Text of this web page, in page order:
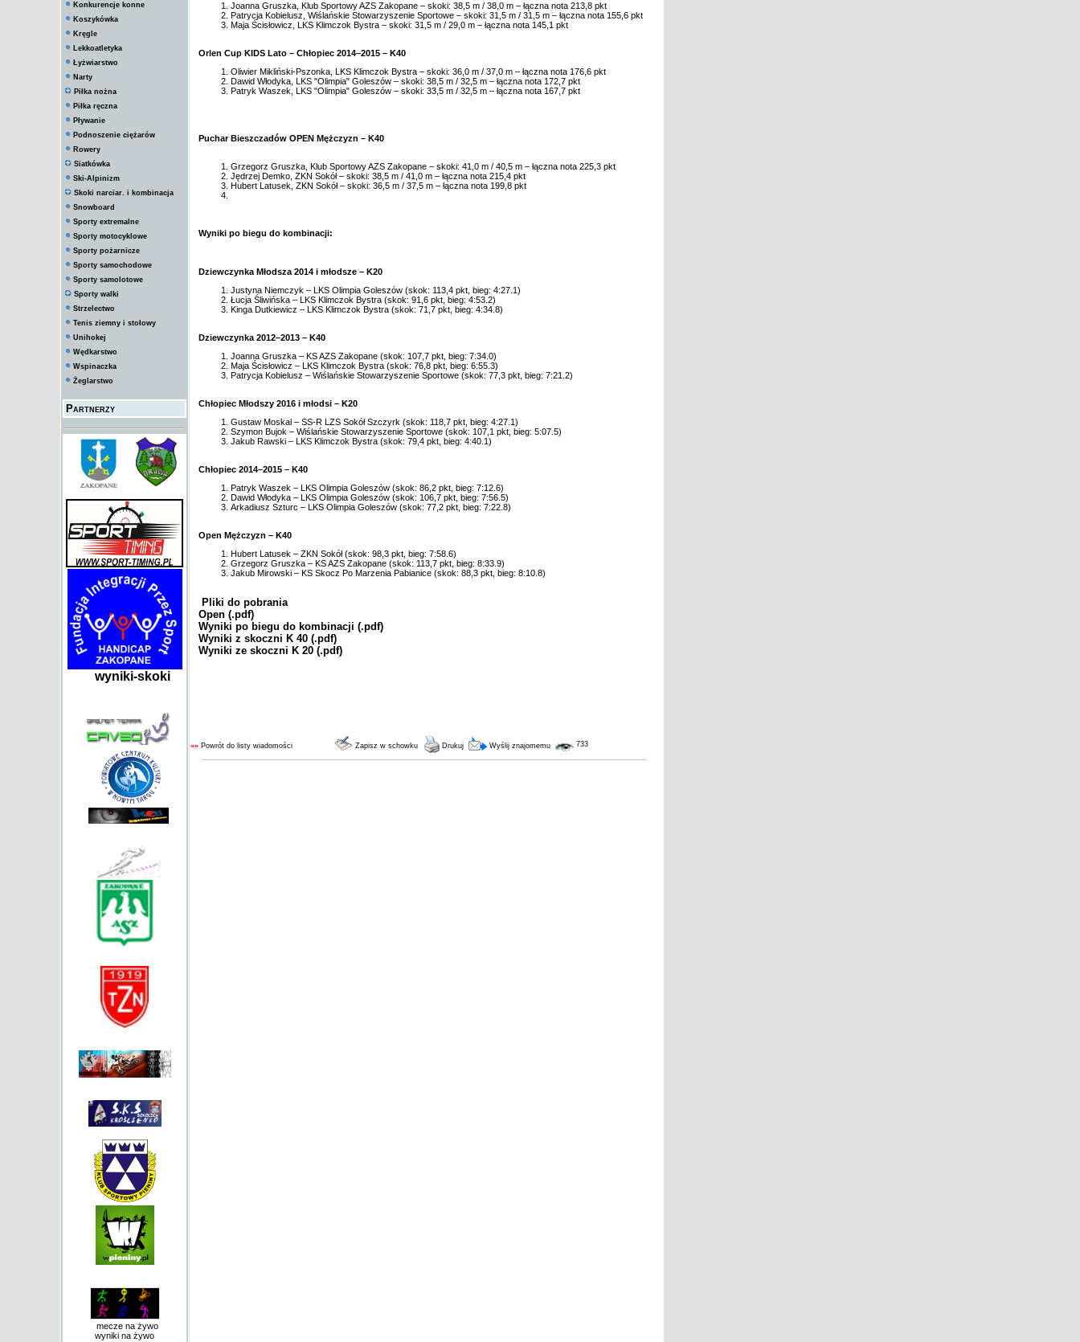
Konkurencje konne
Koszykówka
Kręgle
Lekkoatletyka
Łyżwiarstwo
Narty
Piłka nożna
Piłka ręczna
Pływanie
Podnoszenie ciężarów
Rowery
Siatkówka
Ski-Alpinizm
Skoki narciar. i kombinacja
Snowboard
Sporty extremalne
Sporty motocyklowe
Sporty pożarnicze
Sporty samochodowe
Sporty samolotowe
Sporty walki
Strzelectwo
Tenis ziemny i stołowy
Unihokej
Wędkarstwo
Wspinaczka
Żeglarstwo
Partnerzy
wyniki-skoki
mecze na żywo
wyniki na żywo
Joanna Gruszka, Klub Sportowy AZS Zakopane – skoki: 38,5 m / 38,0 m – łączna nota 213,8 pkt
Patrycja Kobielusz, Wiślańskie Stowarzyszenie Sportowe – skoki: 31,5 m / 31,5 m – łączna nota 155,6 pkt
Maja Ścisłowicz, LKS Klimczok Bystra – skoki: 31,5 m / 29,0 m – łączna nota 145,1 pkt
Orlen Cup KIDS Lato – Chłopiec 2014–2015 – K40
Oliwier Mikliński-Pszonka, LKS Klimczok Bystra – skoki: 36,0 m / 37,0 m – łączna nota 176,6 pkt
Dawid Włodyka, LKS "Olimpia" Goleszów – skoki: 38,5 m / 32,5 m – łączna nota 172,7 pkt
Patryk Waszek, LKS "Olimpia" Goleszów – skoki: 33,5 m / 32,5 m – łączna nota 167,7 pkt
Puchar Bieszczadów OPEN Mężczyzn – K40
Grzegorz Gruszka, Klub Sportowy AZS Zakopane – skoki: 41,0 m / 40,5 m – łączna nota 225,3 pkt
Jędrzej Demko, ZKN Sokół – skoki: 38,5 m / 41,0 m – łączna nota 215,4 pkt
Hubert Latusek, ZKN Sokół – skoki: 36,5 m / 37,5 m – łączna nota 199,8 pkt
Wyniki po biegu do kombinacji:
Dziewczynka Młodsza 2014 i młodsze – K20
Justyna Niemczyk – LKS Olimpia Goleszów (skok: 113,4 pkt, bieg: 4:27.1)
Łucja Śliwińska – LKS Klimczok Bystra (skok: 91,6 pkt, bieg: 4:53.2)
Kinga Dutkiewicz – LKS Klimczok Bystra (skok: 71,7 pkt, bieg: 4:34.8)
Dziewczynka 2012–2013 – K40
Joanna Gruszka – KS AZS Zakopane (skok: 107,7 pkt, bieg: 7:34.0)
Maja Ścisłowicz – LKS Klimczok Bystra (skok: 76,8 pkt, bieg: 6:55.3)
Patrycja Kobielusz – Wiślańskie Stowarzyszenie Sportowe (skok: 77,3 pkt, bieg: 7:21.2)
Chłopiec Młodszy 2016 i młodsi – K20
Gustaw Moskal – SS-R LZS Sokół Szczyrk (skok: 118,7 pkt, bieg: 4:27.1)
Szymon Bujok – Wiślańskie Stowarzyszenie Sportowe (skok: 107,1 pkt, bieg: 5:07.5)
Jakub Rawski – LKS Klimczok Bystra (skok: 79,4 pkt, bieg: 4:40.1)
Chłopiec 2014–2015 – K40
Patryk Waszek – LKS Olimpia Goleszów (skok: 86,2 pkt, bieg: 7:12.6)
Dawid Włodyka – LKS Olimpia Goleszów (skok: 106,7 pkt, bieg: 7:56.5)
Arkadiusz Szturc – LKS Olimpia Goleszów (skok: 77,2 pkt, bieg: 7:22.8)
Open Mężczyzn – K40
Hubert Latusek – ZKN Sokół (skok: 98,3 pkt, bieg: 7:58.6)
Grzegorz Gruszka – KS AZS Zakopane (skok: 113,7 pkt, bieg: 8:33.9)
Jakub Mirowski – KS Skocz Po Marzenia Pabianice (skok: 88,3 pkt, bieg: 8:10.8)
Pliki do pobrania
Open (.pdf)
Wyniki po biegu do kombinacji (.pdf)
Wyniki z skoczni K 40 (.pdf)
Wyniki ze skoczni K 20 (.pdf)
«« Powrót do listy wiadomości Zapisz w schowku Drukuj Wyślij znajomemu 733